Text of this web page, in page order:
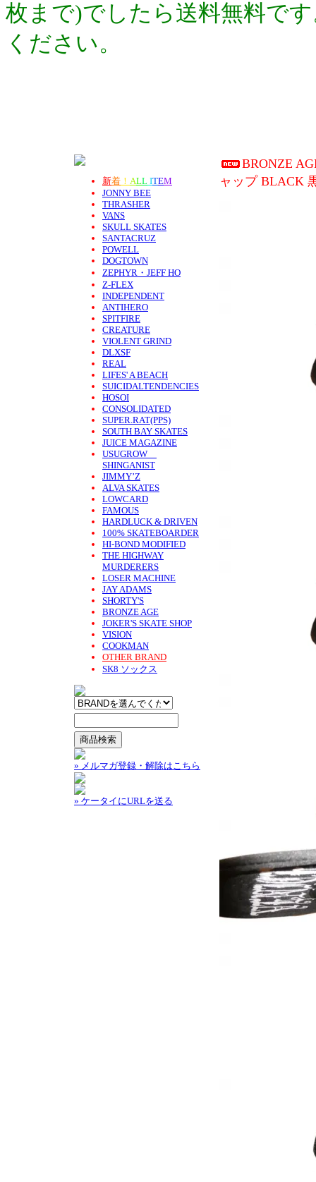
枚まで)でしたら送料無料で
ください。
新着 ！ ALL ITEM
JONNY BEE
THRASHER
VANS
SKULL SKATES
SANTACRUZ
POWELL
DOGTOWN
ZEPHYR・JEFF HO
Z-FLEX
INDEPENDENT
ANTIHERO
SPITFIRE
CREATURE
VIOLENT GRIND
DLXSF
REAL
LIFES' A BEACH
SUICIDALTENDENCIES
HOSOI
CONSOLIDATED
SUPER.RAT(PPS)
SOUTH BAY SKATES
JUICE MAGAZINE
USUGROW
SHINGANIST
JIMMY’Z
ALVA SKATES
LOWCARD
FAMOUS
HARDLUCK & DRIVEN
100% SKATEBOARDER
HI-BOND MODIFIED
THE HIGHWAY
MURDERERS
LOSER MACHINE
JAY ADAMS
SHORTY'S
BRONZE AGE
JOKER'S SKATE SHOP
VISION
COOKMAN
OTHER BRAND
SK8 ソックス
» メルマガ登録・解除はこちら
» ケータイにURLを送る
BRONZE
ャップ BLACK